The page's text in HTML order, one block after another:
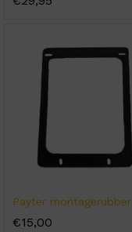
Payter montagerubber
€15,00